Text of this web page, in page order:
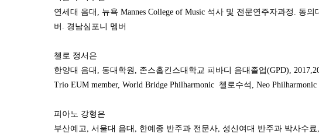
연세대 음대 , 뉴욕 Mannes College of Music 석사 및 전문연주자과정 . 동의
버 . 경남심포니 멤버
첼로 정서은
한양대 음대 , 동대학원 , 존스홉킨스대학교 피바디 음대졸업(GPD),
Trio EUM member, World Bridge Philharmonic 첼로수석 , Neo Philharmonic
피아노 강형은
부산예고, 서울대 음대 , 한예종 반주과 전문사, 성신여대 반주과 박사수료,